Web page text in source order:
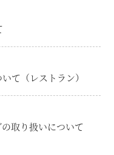
て（レストラン）
取り扱いについて